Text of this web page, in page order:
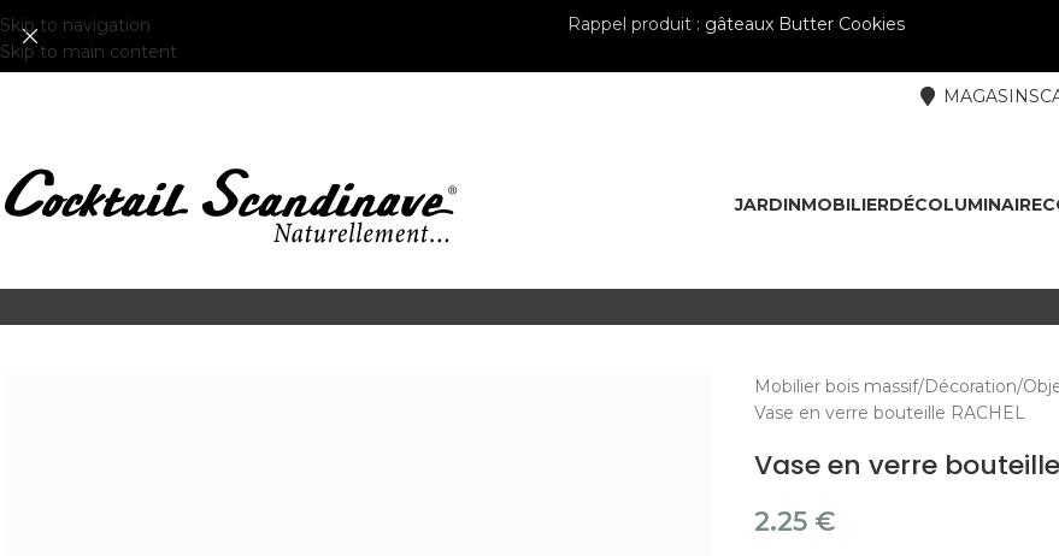
Skip to navigation
Skip to main content
Rappel produit : gâteaux Butter Cookies
MAGASINS
JARDINMOBILIERDÉCOLUMINAIRE
Mobilier bois massif Décoration
Vase en verre bouteille RACHEL
Vase en verre bouteille
2.25 €